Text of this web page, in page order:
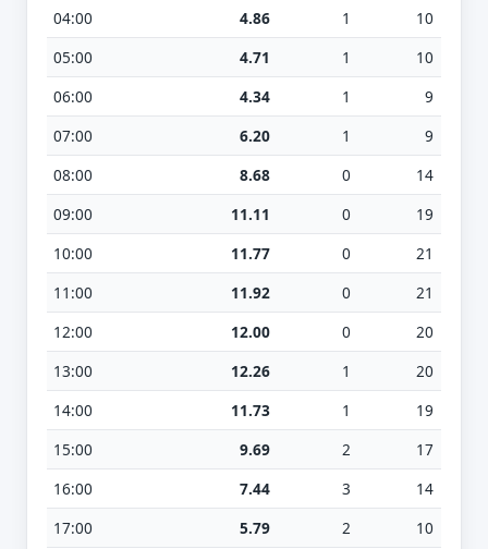
04:00
4.86 1
10
05:00
4.71 1
10
06:00
4.34 1
9
07:00
6.20 1
9
08:00
8.68 0
14
09:00
11.11 0
19
10:00
11.77 0
21
11:00
11.92 0
21
12:00
12.00 0
20
13:00
12.26 1
20
14:00
11.73 1
19
15:00
9.69 2
17
16:00
7.44 3
14
17:00
5.79 2
10